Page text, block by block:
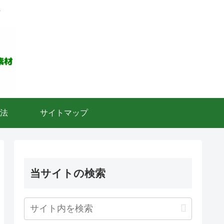
サイトマップ
当サイトの検索